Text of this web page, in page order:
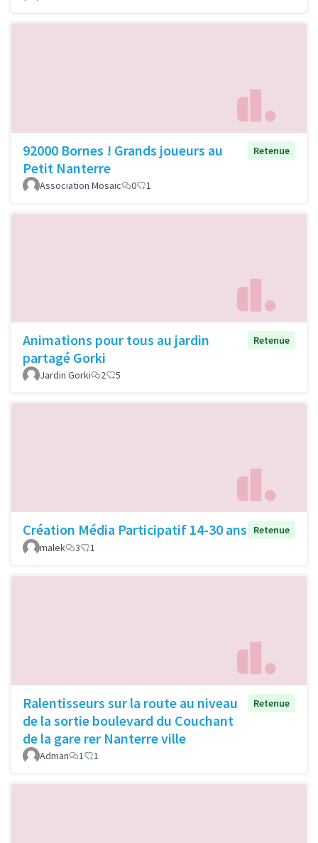
92000 Bornes ! Grands joueurs au
Petit Nanterre
Retenue
Association Mosaic 0 1
Animations pour tous au jardin
partagé Gorki
Retenue
Jardin Gorki 2 5
Création Média Participatif 14-30 ans
Retenue
malek
3 1
Ralentisseurs sur la route au niveau
de la sortie boulevard du Couchant
de la gare rer Nanterre ville
Retenue
Adman 1 1